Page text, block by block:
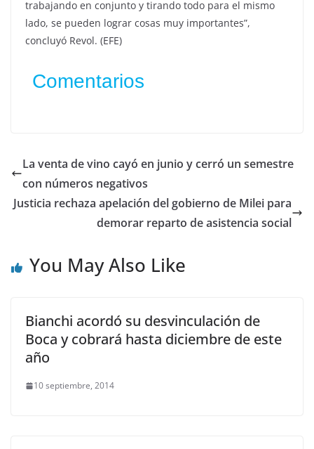
trabajando en conjunto y tirando todo para el mismo
lado, se pueden lograr cosas muy importantes”,
concluyó Revol. (EFE)
Comentarios
La venta de vino cayó en junio y cerró un semestre
con números negativos
Justicia rechaza apelación del gobierno de Milei para
demorar reparto de asistencia social
You May Also Like
Bianchi acordó su desvinculación de
Boca y cobrará hasta diciembre de este
año
10 septiembre, 2014